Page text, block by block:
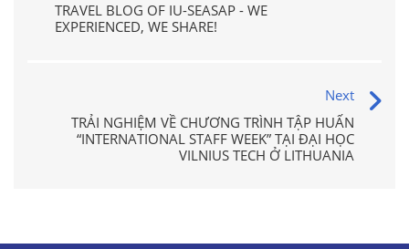
TRAVEL BLOG OF IU-SEASAP - WE
EXPERIENCED, WE SHARE!
Next
TRẢI NGHIỆM VỀ CHƯƠNG TRÌNH TẬP HUẤN
“INTERNATIONAL STAFF WEEK” TẠI ĐẠI HỌC
VILNIUS TECH Ở LITHUANIA